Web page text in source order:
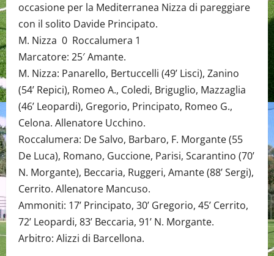
occasione per la Mediterranea Nizza di pareggiare
con il solito Davide Principato.
M. Nizza 0 Roccalumera 1
Marcatore: 25′ Amante.
M. Nizza: Panarello, Bertuccelli (49’ Lisci), Zanino
(54’ Repici), Romeo A., Coledi, Briguglio, Mazzaglia
(46’ Leopardi), Gregorio, Principato, Romeo G.,
Celona. Allenatore Ucchino.
Roccalumera: De Salvo, Barbaro, F. Morgante (55
De Luca), Romano, Guccione, Parisi, Scarantino (70’
N. Morgante), Beccaria, Ruggeri, Amante (88’ Sergi),
Cerrito. Allenatore Mancuso.
Ammoniti: 17’ Principato, 30’ Gregorio, 45’ Cerrito,
72’ Leopardi, 83’ Beccaria, 91’ N. Morgante.
Arbitro: Alizzi di Barcellona.